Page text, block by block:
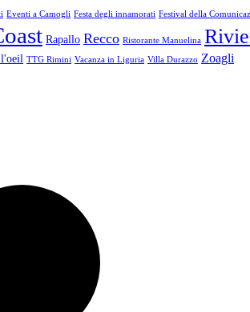
Eventi a Camogli Festa degli innamorati Festival della
Rapallo Recco Ristorante Manuelina
TTG Rimini Vacanza in Liguria Villa Durazzo Zoagli